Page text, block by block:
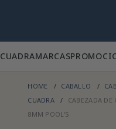
CUADRAMARCAS
HOME CABALLO
CUADRA
CABEZADA DE
8MM POOL'S